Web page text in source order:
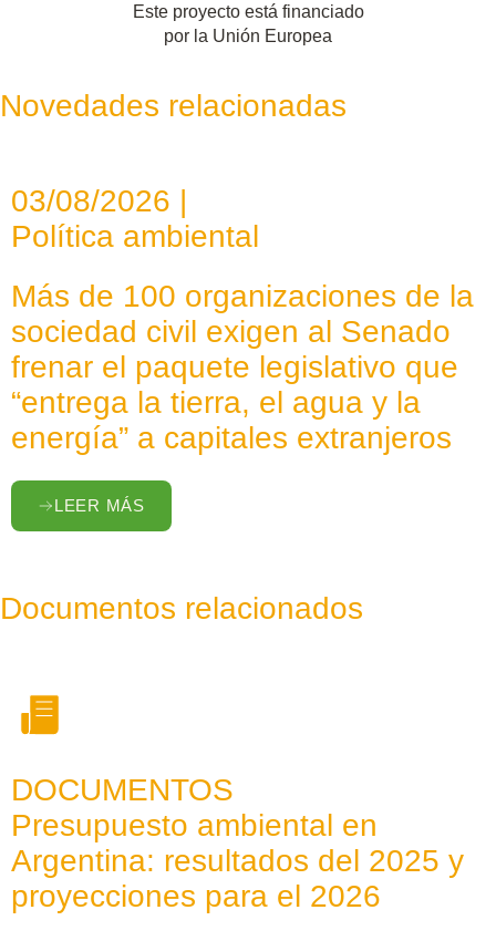
Este proyecto está financiado
por la Unión Europea
Novedades relacionadas
03/08/2026 |
Política ambiental
Más de 100 organizaciones de la
sociedad civil exigen al Senado
frenar el paquete legislativo que
“entrega la tierra, el agua y la
energía” a capitales extranjeros
LEER MÁS
Documentos relacionados
DOCUMENTOS
Presupuesto ambiental en
Argentina: resultados del 2025 y
proyecciones para el 2026